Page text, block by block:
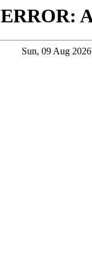
ERROR:
Sun, 09 Aug